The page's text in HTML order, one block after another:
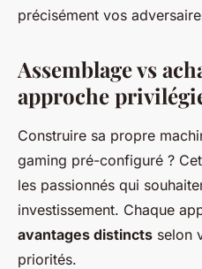
précisément vos
Assemblage vs
approche
Construire sa propre
gaming pré-configuré ?
les passionnés qui
investissement. Chaque
avantages distincts selon
priorités.